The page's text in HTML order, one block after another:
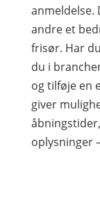
anmeldelse.
andre et
frisør. Har
du i
og tilføje en
giver
oplysninger